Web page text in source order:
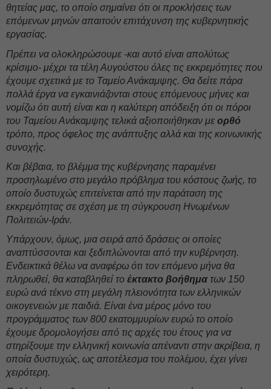
θητείας μας, το οποίο σημαίνει ότι οι προκλήσεις των
επόμενων μηνών απαιτούν επιτάχυνση της κυβερνητικής
εργασίας.
Πρέπει να ολοκληρώσουμε -και αυτό είναι απολύτως
κρίσιμο- μέχρι τα τέλη Αυγούστου όλες τις εκκρεμότητες που
έχουμε σχετικά με το Ταμείο Ανάκαμψης. Θα δείτε πάρα
πολλά έργα να εγκαινιάζονται στους επόμενους μήνες και
νομίζω ότι αυτή είναι και η καλύτερη απόδειξη ότι οι πόροι
του Ταμείου Ανάκαμψης τελικά αξιοποιήθηκαν με ορθό
τρόπο, προς όφελος της ανάπτυξης αλλά και της κοινωνικής
συνοχής.
Και βέβαια, το βλέμμα της κυβέρνησης παραμένει
προσηλωμένο στο μεγάλο πρόβλημα του κόστους ζωής, το
οποίο δυστυχώς επιτείνεται από την παράταση της
εκκρεμότητας σε σχέση με τη σύγκρουση Ηνωμένων
Πολιτειών-Ιράν.
Υπάρχουν, όμως, μια σειρά από δράσεις οι οποίες
αναπτύσσονται και ξεδιπλώνονται από την κυβέρνηση.
Ενδεικτικά θέλω να αναφέρω ότι τον επόμενο μήνα θα
πληρωθεί, θα καταβληθεί το έκτακτο βοήθημα των 150
ευρώ ανά τέκνο στη μεγάλη πλειονότητα των ελληνικών
οικογενειών με παιδιά. Είναι ένα μέρος μόνο του
προγράμματος των 800 εκατομμυρίων ευρώ το οποίο
έχουμε δρομολογήσει από τις αρχές του έτους για να
στηρίξουμε την ελληνική κοινωνία απέναντι στην ακρίβεια, η
οποία δυστυχώς, ως αποτέλεσμα του πολέμου, έχει γίνει
χειρότερη.